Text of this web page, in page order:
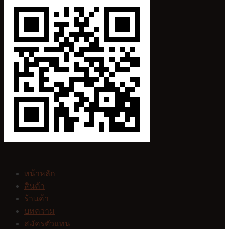
หน้าหลัก
สินค้า
ร้านค้า
บทความ
สมัครตัวแทน